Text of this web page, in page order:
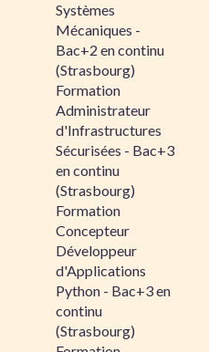
Systèmes
Mécaniques -
Bac+2 en continu
(Strasbourg)
Formation
Administrateur
d'Infrastructures
Sécurisées - Bac+3
en continu
(Strasbourg)
Formation
Concepteur
Développeur
d'Applications
Python - Bac+3 en
continu
(Strasbourg)